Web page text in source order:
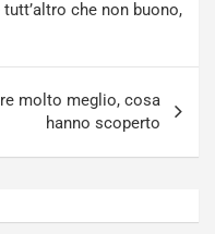
che non buono,
molto meglio, cosa
hanno scoperto